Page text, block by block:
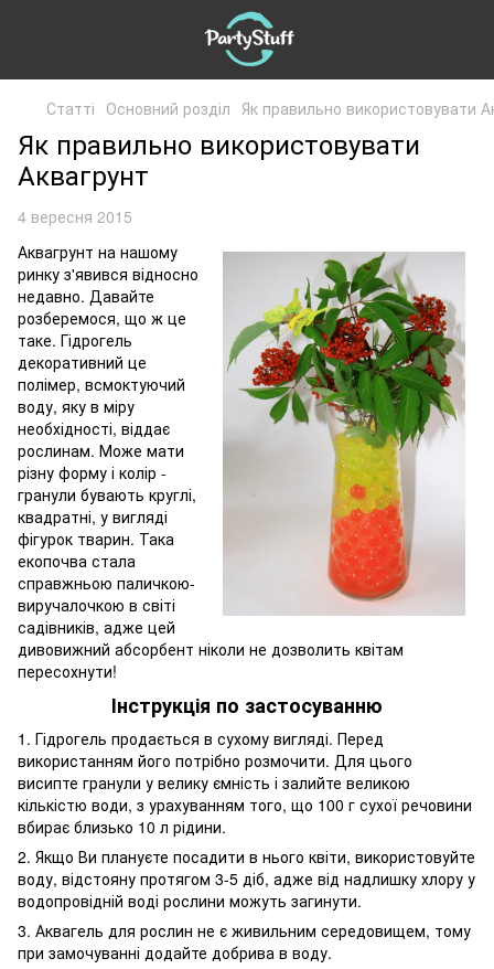
Статті Основний розділ Як правильно використовувати
Як правильно використовувати
Аквагрунт
4 вересня 2015
Аквагрунт на нашому
ринку з'явився відносно
недавно. Давайте
розберемося, що ж це
таке. Гідрогель
декоративний це
полімер, всмоктуючий
воду, яку в міру
необхідності, віддає
рослинам. Може мати
різну форму і колір -
гранули бувають круглі,
квадратні, у вигляді
фігурок тварин. Така
екопочва стала
справжньою паличкою-
виручалочкою в світі
садівників, адже цей
дивовижний абсорбент ніколи не дозволить квітам
пересохнути!
Інструкція по застосуванню
1. Гідрогель продається в сухому вигляді. Перед
використанням його потрібно розмочити. Для цього
висипте гранули у велику ємність і залийте великою
кількістю води, з урахуванням того, що 100 г сухої речовини
вбирає близько 10 л рідини.
2. Якщо Ви плануєте посадити в нього квіти, використовуйте
воду, відстояну протягом 3-5 діб, адже від надлишку хлору у
водопровідній воді рослини можуть загинути.
3. Аквагель для рослин не є живильним середовищем, тому
при замочуванні додайте добрива в воду.